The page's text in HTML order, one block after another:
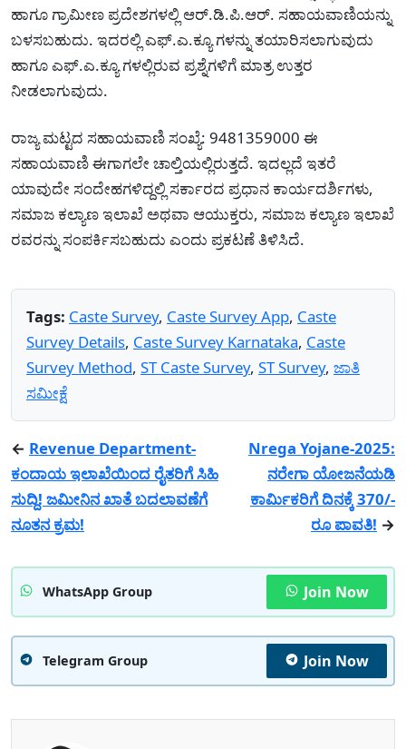
ಹಾಗೂ ಗ್ರಾಮೀಣ ಪ್ರದೇಶಗಳಲ್ಲಿ ಆರ್.ಡಿ.ಪಿ.ಆರ್. ಸಹಾಯವಾಣಿಯನ್ನು
ಬಳಸಬಹುದು. ಇದರಲ್ಲಿ ಎಫ್.ಎ.ಕ್ಯೂ ಗಳನ್ನು ತಯಾರಿಸಲಾಗುವುದು
ಹಾಗೂ ಎಫ್.ಎ.ಕ್ಯೂ ಗಳಲ್ಲಿರುವ ಪ್ರಶ್ನೆಗಳಿಗೆ ಮಾತ್ರ ಉತ್ತರ
ನೀಡಲಾಗುವುದು.
ರಾಜ್ಯ ಮಟ್ಟದ ಸಹಾಯವಾಣಿ ಸಂಖ್ಯೆ: 9481359000 ಈ
ಸಹಾಯವಾಣಿ ಈಗಾಗಲೇ ಚಾಲ್ತಿಯಲ್ಲಿರುತ್ತದೆ. ಇದಲ್ಲದೆ ಇತರೆ
ಯಾವುದೇ ಸಂದೇಹಗಳಿದ್ದಲ್ಲಿ ಸರ್ಕಾರದ ಪ್ರಧಾನ ಕಾರ್ಯದರ್ಶಿಗಳು,
ಸಮಾಜ ಕಲ್ಯಾಣ ಇಲಾಖೆ ಅಥವಾ ಆಯುಕ್ತರು, ಸಮಾಜ ಕಲ್ಯಾಣ ಇಲಾಖೆ
ರವರನ್ನು ಸಂಪರ್ಕಿಸಬಹುದು ಎಂದು ಪ್ರಕಟಣೆ ತಿಳಿಸಿದೆ.
Tags: Caste Survey, Caste Survey App, Caste
Survey Details, Caste Survey Karnataka, Caste
Survey Method, ST Caste Survey, ST Survey, ಜಾತಿ
ಸಮೀಕ್ಷೆ
← Revenue Department-
ಕಂದಾಯ ಇಲಾಖೆಯಿಂದ ರೈತರಿಗೆ ಸಿಹಿ
ಸುದ್ದಿ! ಜಮೀನಿನ ಖಾತೆ ಬದಲಾವಣೆಗೆ
ನೂತನ ಕ್ರಮ!
Nrega Yojane-2025:
ನರೇಗಾ ಯೋಜನೆಯಡಿ
ಕಾರ್ಮಿಕರಿಗೆ ದಿನಕ್ಕೆ 370/-
ರೂ ಪಾವತಿ! →
WhatsApp Group Join Now
Telegram Group Join Now